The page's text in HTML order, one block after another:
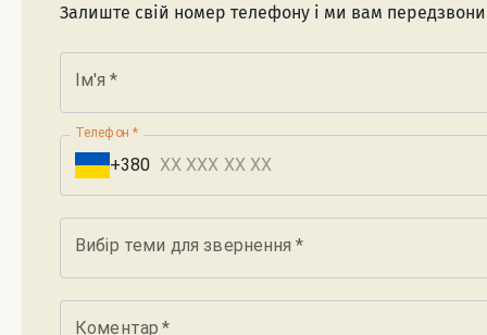
Залиште свій номер телефону і ми вам
Ім'я *
Телефон *
+380
Вибір теми для звернення *
Коментар *